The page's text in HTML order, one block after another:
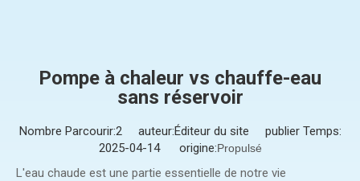
Pompe à chaleur vs chauffe-eau
sans réservoir
Nombre Parcourir:2auteur:Éditeur du site publier Temps:
2025-04-14 origine:Propulsé
L'eau chaude est une partie essentielle de notre vie